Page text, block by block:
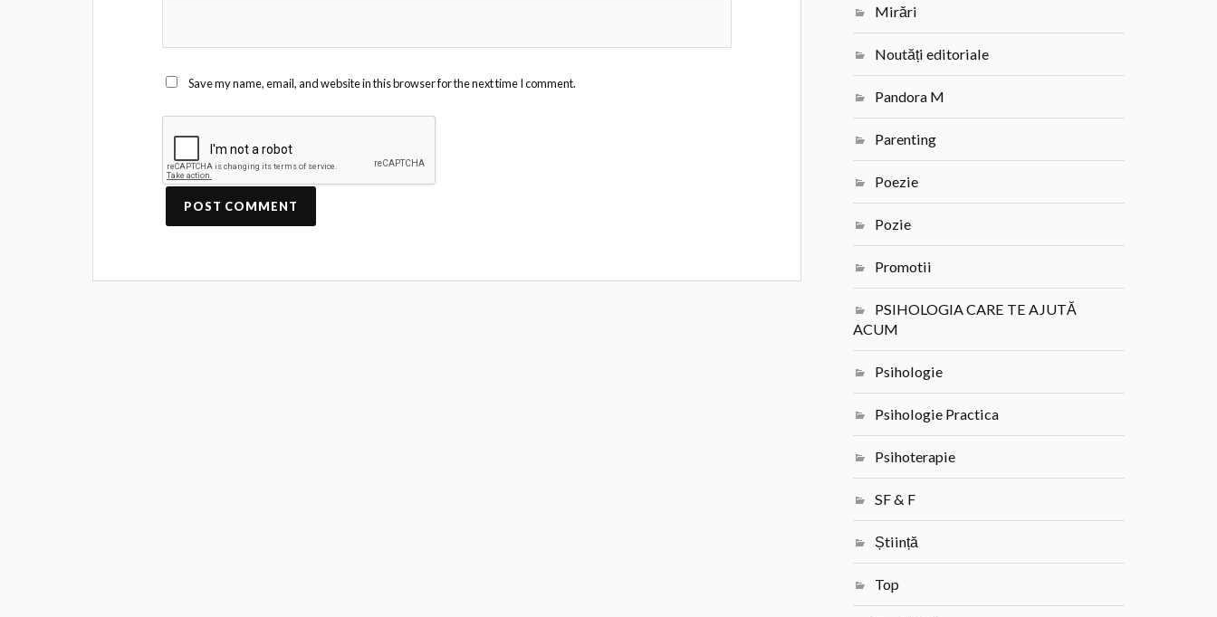
Save my name, email, and website in this browser for the next time I comment.
Mirări
Noutăți editoriale
Pandora M
Parenting
Poezie
Pozie
Promotii
PSIHOLOGIA CARE TE AJUTĂ
ACUM
Psihologie
Psihologie Practica
Psihoterapie
SF & F
Știință
Top